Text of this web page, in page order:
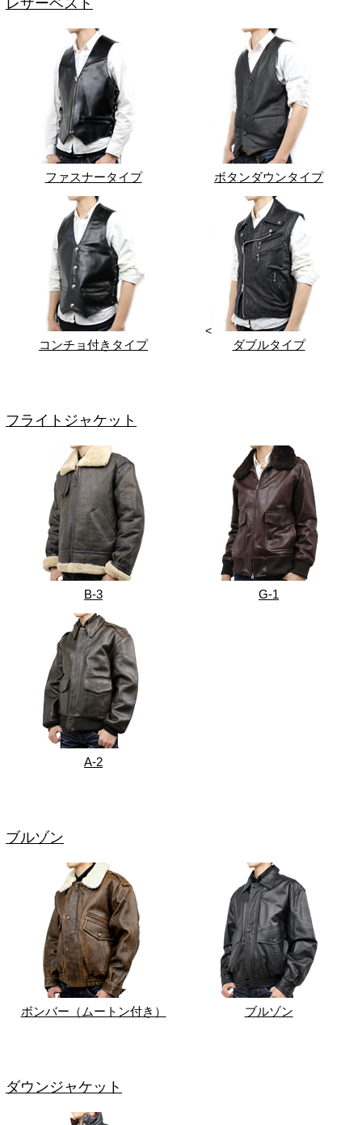
ファスナータイプ ボタンダウンタイプ
コンチョ付きタイプ
<
ダブルタイプ
フライトジャケット
B-3 G-1
A-2
ブルゾン
ボンバー（ムートン付き） ブルゾン
ダウンジャケット